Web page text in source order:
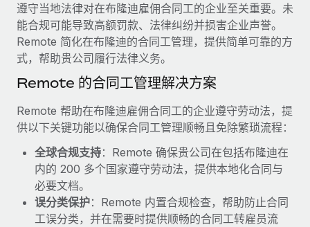
实体设立
快速建立合规实体
人员调配与搬迁
轻松搬迁员工
福利
轻松管理员工福利
As the global workforce continues to expand in response
to the demands of today’s labor market, the...
了解更多
What a Workday global payroll implementation
actually looks like
six-month project with a dedicated team....
了解更多
遵守当地法律对在布隆迪雇佣合同工的企业至关重要。未
能合规可能导致高额罚款、法律纠纷并损害企业声誉。
Remote 简化在布隆迪的合同工管理，提供简单可靠的方
式，帮助贵公司履行法律义务。
Remote 的合同工管理解决方案
Remote 帮助在布隆迪雇佣合同工的企业遵守劳动法，提
供以下关键功能以确保合同工管理顺畅且免除繁琐流程：
全球合规支持：Remote 确保贵公司在包括布隆迪在
内的 200 多个国家遵守劳动法，提供本地化合同与
必要文档。
误分类保护：Remote 内置合规检查，帮助防止合同
工误分类，并在需要时提供顺畅的合同工转雇员流